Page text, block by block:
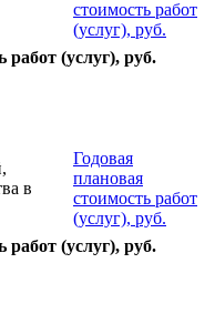
стоимость работ
(услуг), руб.
работ (услуг), руб.
в
Годовая
плановая
стоимость работ
(услуг), руб.
работ (услуг), руб.